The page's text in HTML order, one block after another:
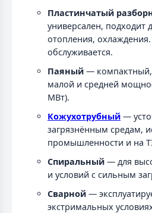
Пластинчатый
универсален, подходит
отопления, охлаждения.
обслуживается.
Паяный — компактный,
малой и средней
МВт).
Кожухотрубный —
загрязнённым средам,
промышленности и на
Спиральный — для
и условий с сильным
Сварной —
экстримальных